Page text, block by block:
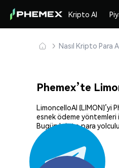
Kripto Al
Nasıl Kripto Para
Phemex’te
LimoncelloAI (LIMON)’yi
esnek ödeme yöntemleri
Bugün kripto para